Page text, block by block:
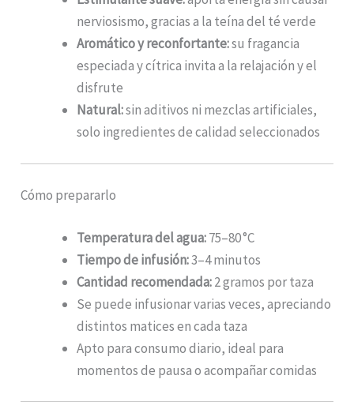
nerviosismo, gracias a la teína del té verde
Aromático y reconfortante:su fragancia
especiada y cítrica invita a la relajación y el
disfrute
Natural:sin aditivos ni mezclas artificiales,
solo ingredientes de calidad seleccionados
Cómo prepararlo
Temperatura del agua:75–80 °C
Tiempo de infusión:3–4 minutos
Cantidad recomendada:2 gramos por taza
Se puede infusionar varias veces, apreciando
distintos matices en cada taza
Apto para consumo diario, ideal para
momentos de pausa o acompañar comidas